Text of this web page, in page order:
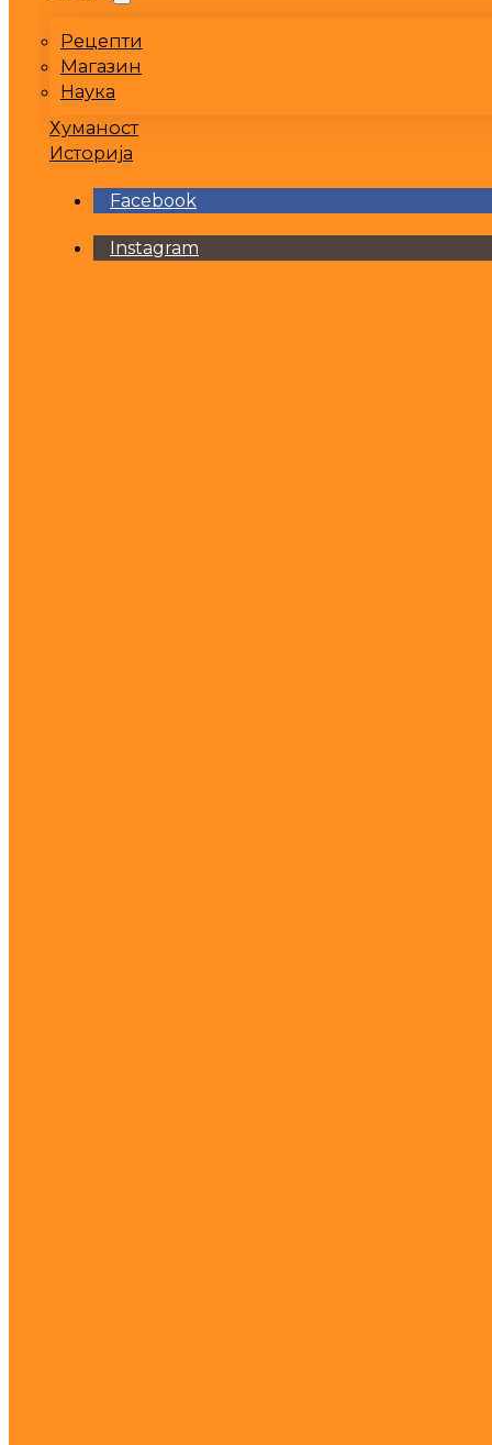
Рецепти
Магазин
Наука
Хуманост
Историја
Facebook
Instagram